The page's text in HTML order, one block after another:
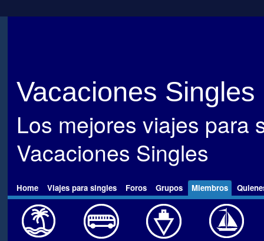
Vacaciones Singles
Los mejores viajes para
Vacaciones Singles
Home Viajes para singles Foros Grupos Miembros